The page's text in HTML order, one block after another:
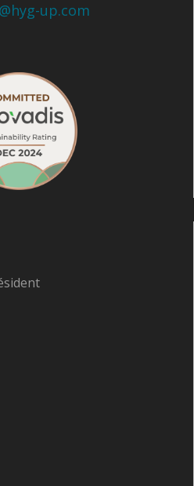
up.com